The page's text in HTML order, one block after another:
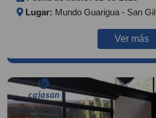
Lugar: Mundo Guarigua - San Gil
Ver más